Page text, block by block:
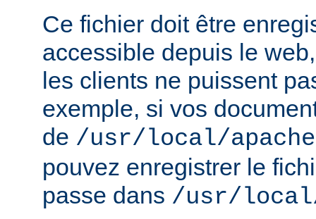
Ce fichier doit être
accessible depuis le
les clients ne puissent
exemple, si vos
de /usr/local/
pouvez enregistrer le
passe dans /usr/local/